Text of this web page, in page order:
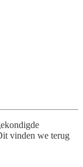
vinden we terug